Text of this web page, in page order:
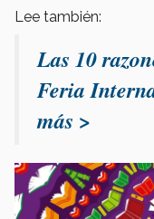
Lee también:
Las 10
Feria
más >